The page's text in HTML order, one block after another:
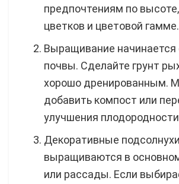
предпочтениям по
цветков и цветовой гамме.
Выращивание начинается
почвы. Сделайте грунт
хорошо дренированным.
добавить компост или
улучшения
Декоративные подсолнухи
выращиваются в
или рассады. Если